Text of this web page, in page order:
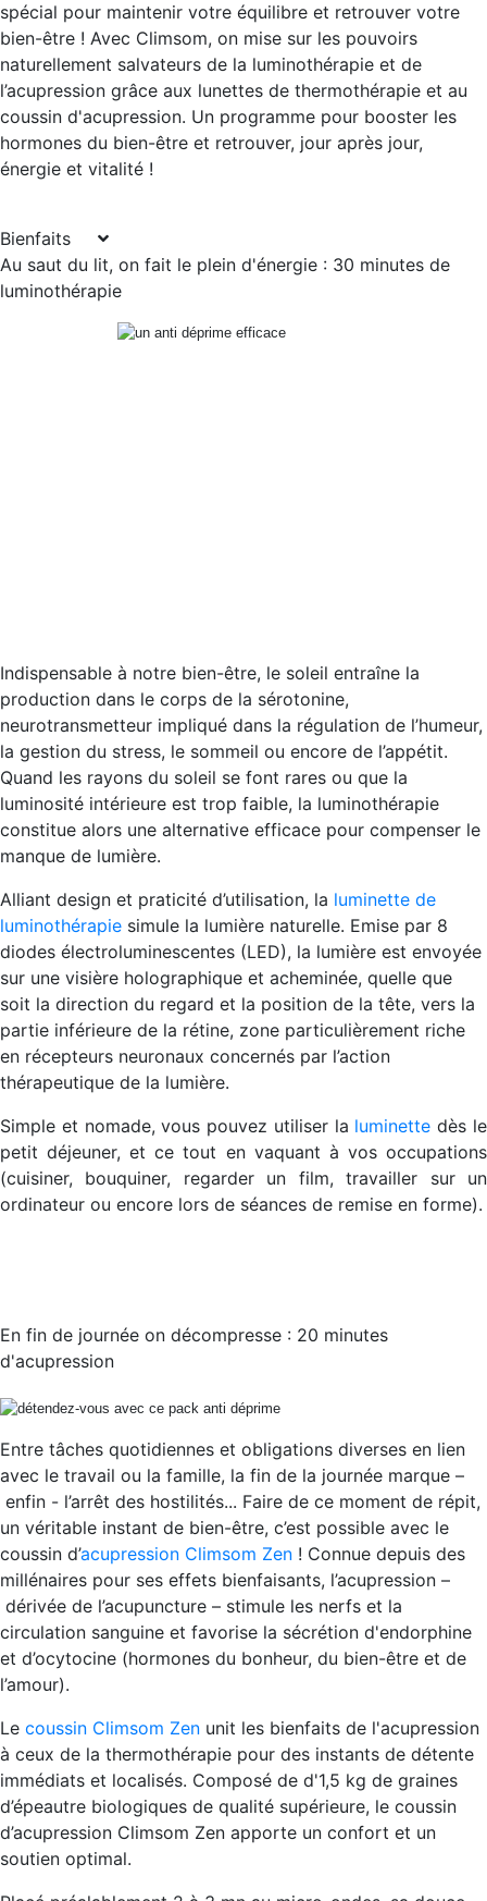
spécial pour maintenir votre équilibre et retrouver votre
bien-être ! Avec Climsom, on mise sur les pouvoirs
naturellement salvateurs de la luminothérapie et de
l’acupression grâce aux lunettes de thermothérapie et au
coussin d'acupression. Un programme pour booster les
hormones du bien-être et retrouver, jour après jour,
énergie et vitalité !
Bienfaits
Au saut du lit, on fait le plein d'énergie : 30 minutes de
luminothérapie
Indispensable à notre bien-être, le soleil entraîne la
production dans le corps de la sérotonine,
neurotransmetteur impliqué dans la régulation de l’humeur,
la gestion du stress, le sommeil ou encore de l’appétit.
Quand les rayons du soleil se font rares ou que la
luminosité intérieure est trop faible, la luminothérapie
constitue alors une alternative efficace pour compenser le
manque de lumière.
Alliant design et praticité d’utilisation, la luminette de
luminothérapie simule la lumière naturelle. Emise par 8
diodes électroluminescentes (LED), la lumière est envoyée
sur une visière holographique et acheminée, quelle que
soit la direction du regard et la position de la tête, vers la
partie inférieure de la rétine, zone particulièrement riche
en récepteurs neuronaux concernés par l’action
thérapeutique de la lumière.
Simple et nomade, vous pouvez utiliser la luminette dès le
petit déjeuner, et ce tout en vaquant à vos occupations
(cuisiner, bouquiner, regarder un film, travailler sur un
ordinateur ou encore lors de séances de remise en forme).
En fin de journée on décompresse : 20 minutes
d'acupression
Entre tâches quotidiennes et obligations diverses en lien
avec le travail ou la famille, la fin de la journée marque –
enfin - l’arrêt des hostilités... Faire de ce moment de répit,
un véritable instant de bien-être, c’est possible avec le
coussin d’acupression Climsom Zen ! Connue depuis des
millénaires pour ses effets bienfaisants, l’acupression –
dérivée de l’acupuncture – stimule les nerfs et la
circulation sanguine et favorise la sécrétion d'endorphine
et d’ocytocine (hormones du bonheur, du bien-être et de
l’amour).
Le coussin Climsom Zen unit les bienfaits de l'acupression
à ceux de la thermothérapie pour des instants de détente
immédiats et localisés. Composé de d'1,5 kg de graines
d’épeautre biologiques de qualité supérieure, le coussin
d’acupression Climsom Zen apporte un confort et un
soutien optimal.